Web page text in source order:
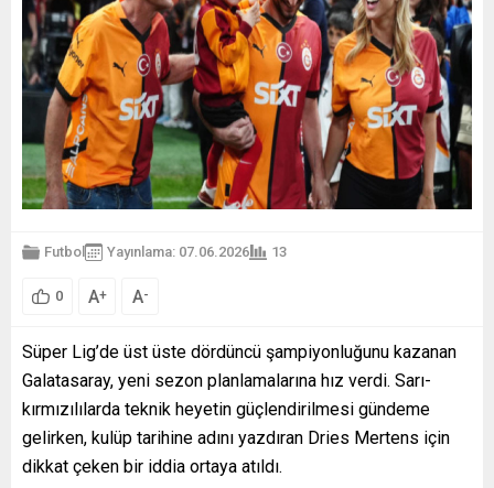
Futbol Yayınlama: 07.06.2026 13
0 A+ A-
Süper Lig’de üst üste dördüncü şampiyonluğunu kazanan
Galatasaray, yeni sezon planlamalarına hız verdi. Sarı-
kırmızılılarda teknik heyetin güçlendirilmesi gündeme
gelirken, kulüp tarihine adını yazdıran Dries Mertens için
dikkat çeken bir iddia ortaya atıldı.